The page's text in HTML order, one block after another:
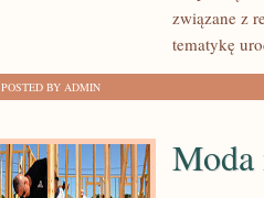
związane z
tematykę
POSTED BY ADMIN